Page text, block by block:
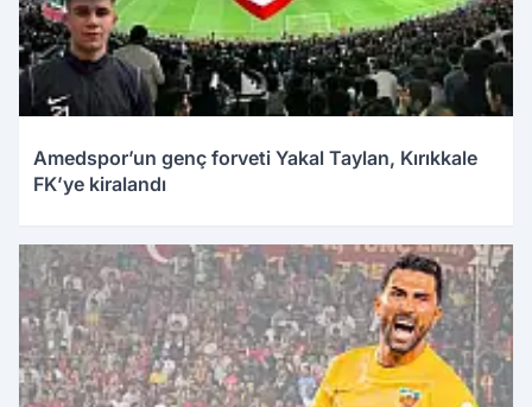
Amedspor’un genç forveti Yakal Taylan, Kırıkkale
FK’ye kiralandı